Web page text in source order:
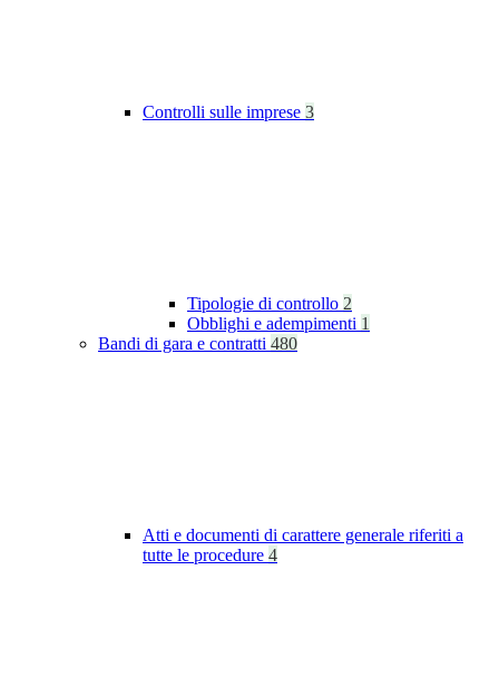
Controlli sulle imprese 3
Tipologie di controllo 2
Obblighi e adempimenti 1
Bandi di gara e contratti 480
Atti e documenti di carattere generale riferiti a
tutte le procedure 4